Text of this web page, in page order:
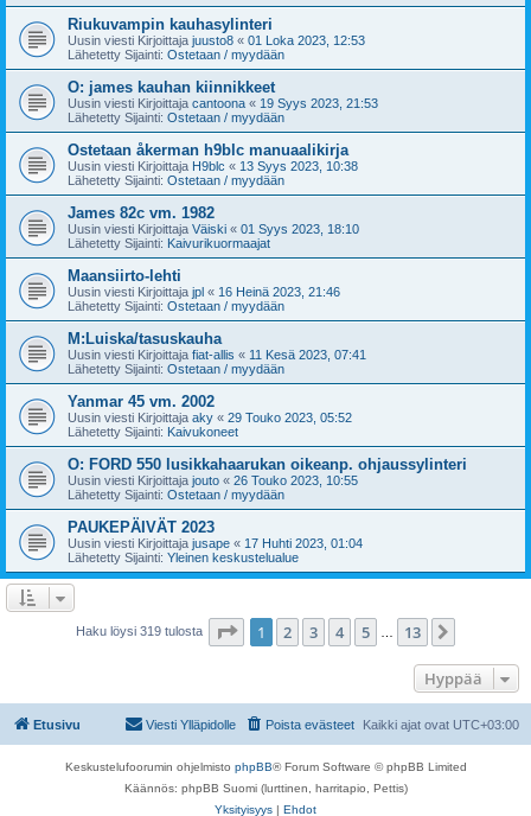
Riukuvampin kauhasylinteri
Uusin viesti Kirjoittaja juusto8 « 01 Loka 2023, 12:53
Lähetetty Sijainti: Ostetaan / myydään
O: james kauhan kiinnikkeet
Uusin viesti Kirjoittaja cantoona « 19 Syys 2023, 21:53
Lähetetty Sijainti: Ostetaan / myydään
Ostetaan åkerman h9blc manuaalikirja
Uusin viesti Kirjoittaja H9blc « 13 Syys 2023, 10:38
Lähetetty Sijainti: Ostetaan / myydään
James 82c vm. 1982
Uusin viesti Kirjoittaja Väiski « 01 Syys 2023, 18:10
Lähetetty Sijainti: Kaivurikuormaajat
Maansiirto-lehti
Uusin viesti Kirjoittaja jpl « 16 Heinä 2023, 21:46
Lähetetty Sijainti: Ostetaan / myydään
M:Luiska/tasuskauha
Uusin viesti Kirjoittaja fiat-allis « 11 Kesä 2023, 07:41
Lähetetty Sijainti: Ostetaan / myydään
Yanmar 45 vm. 2002
Uusin viesti Kirjoittaja aky « 29 Touko 2023, 05:52
Lähetetty Sijainti: Kaivukoneet
O: FORD 550 lusikkahaarukan oikeanp. ohjaussylinteri
Uusin viesti Kirjoittaja jouto « 26 Touko 2023, 10:55
Lähetetty Sijainti: Ostetaan / myydään
PAUKEPÄIVÄT 2023
Uusin viesti Kirjoittaja jusape « 17 Huhti 2023, 01:04
Lähetetty Sijainti: Yleinen keskustelualue
Haku löysi 319 tulosta Sivu /13
1 2 3 4 5 13
Hyppää
Etusivu Kaikki ajat ovat UTC+03:00
Poista evästeet
Viesti Ylläpidolle
Keskustelufoorumin ohjelmisto phpBB® Forum Software © phpBB Limited
Käännös: phpBB Suomi (lurttinen, harritapio, Pettis)
Yksityisyys | Ehdot